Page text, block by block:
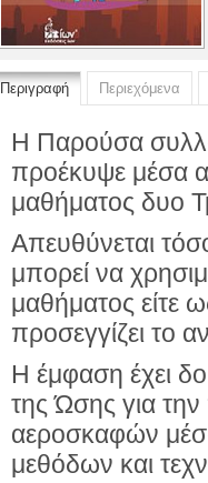
Περιγραφή Περιεχόμενα
Η Παρούσα
προέκυψε μέσα
μαθήματος δυο
Απευθύνεται
μπορεί να
μαθήματος είτε
προσεγγίζει το
Η έμφαση έχει
της Ώσης για
αεροσκαφών
μεθόδων και